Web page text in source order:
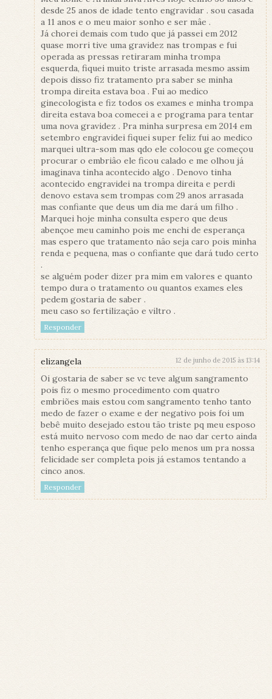
desde 25 anos de idade tento engravidar . sou casada
a 11 anos e o meu maior sonho e ser mâe .
Já chorei demais com tudo que já passei em 2012
quase morri tive uma gravidez nas trompas e fui
operada as pressas retiraram minha trompa
esquerda, fiquei muito triste arrasada mesmo assim
depois disso fiz tratamento pra saber se minha
trompa direita estava boa . Fui ao medico
ginecologista e fiz todos os exames e minha trompa
direita estava boa comecei a e programa para tentar
uma nova gravidez . Pra minha surpresa em 2014 em
setembro engravidei fiquei super feliz fui ao medico
marquei ultra-som mas qdo ele colocou ge começou
procurar o embriâo ele ficou calado e me olhou já
imaginava tinha acontecido algo . Denovo tinha
acontecido engravidei na trompa direita e perdi
denovo estava sem trompas com 29 anos arrasada
mas confiante que deus um dia me dará um filho .
Marquei hoje minha consulta espero que deus
abençoe meu caminho pois me enchi de esperança
mas espero que tratamento nâo seja caro pois minha
renda e pequena, mas o confiante que dará tudo certo
.
se alguém poder dizer pra mim em valores e quanto
tempo dura o tratamento ou quantos exames eles
pedem gostaria de saber .
meu caso so fertilização e viltro .
Responder
elizangela 12 de junho de 2015 às 13:14
Oi gostaria de saber se vc teve algum sangramento
pois fiz o mesmo procedimento com quatro
embriões mais estou com sangramento tenho tanto
medo de fazer o exame e der negativo pois foi um
bebê muito desejado estou tão triste pq meu esposo
está muito nervoso com medo de nao dar certo ainda
tenho esperança que fique pelo menos um pra nossa
felicidade ser completa pois já estamos tentando a
cinco anos.
Responder